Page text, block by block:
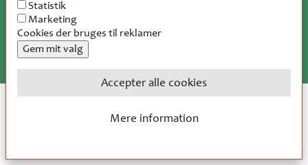
Statistik
Marketing
Cookies der bruges til reklamer
Gem mit valg
Accepter alle cookies
Træk samtykke tilbage
Mere information